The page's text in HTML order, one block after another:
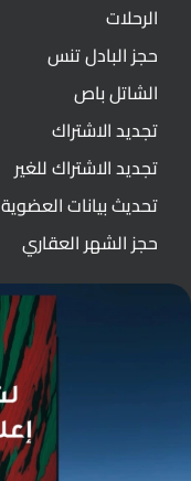
الرحلات
حجز البادل تنس
الشاتل باص
تجديد الاشتراك
تجديد الاشتراك للغير
تحديث بيانات العضوية
حجز الشهر العقاري